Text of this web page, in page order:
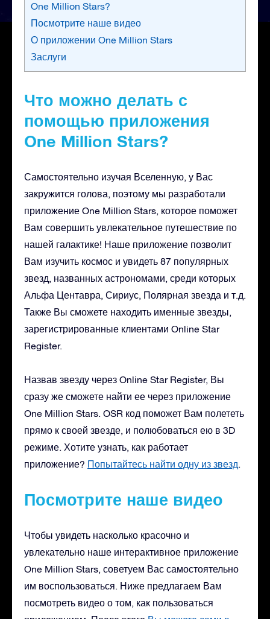
One Million Stars?
Посмотрите наше видео
О приложении One Million Stars
Заслуги
Что можно делать с
помощью приложения
One Million Stars?
Самостоятельно изучая Вселенную, у Вас
закружится голова, поэтому мы разработали
приложение One Million Stars, которое поможет
Вам совершить увлекательное путешествие по
нашей галактике! Наше приложение позволит
Вам изучить космос и увидеть 87 популярных
звезд, названных астрономами, среди которых
Альфа Центавра, Сириус, Полярная звезда и т.д.
Также Вы сможете находить именные звезды,
зарегистрированные клиентами Online Star
Register.
Назвав звезду через Online Star Register, Вы
сразу же сможете найти ее через приложение
One Million Stars. OSR код поможет Вам полететь
прямо к своей звезде, и полюбоваться ею в 3D
режиме. Хотите узнать, как работает
приложение? Попытайтесь найти одну из звезд.
Посмотрите наше видео
Чтобы увидеть насколько красочно и
увлекательно наше интерактивное приложение
One Million Stars, советуем Вас самостоятельно
им воспользоваться. Ниже предлагаем Вам
посмотреть видео о том, как пользоваться